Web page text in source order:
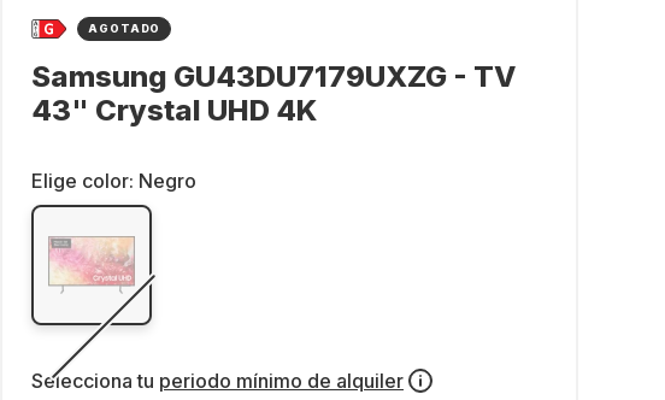
AGOTADO
Samsung GU43DU7179UXZG - TV
43" Crystal UHD 4K
Elige color: Negro
Selecciona tu periodo mínimo de alquiler